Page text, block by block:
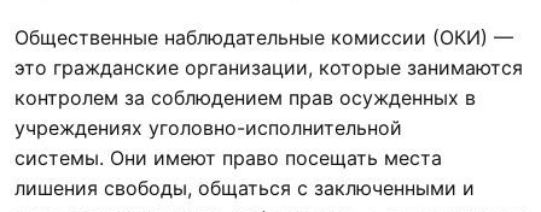
Общественные наблюдательные комиссии (ОКИ) —
это гражданские организации, которые занимаются
контролем за соблюдением прав осужденных в
учреждениях уголовно-исполнительной
системы. Они имеют право посещать места
лишения свободы, общаться с заключенными и